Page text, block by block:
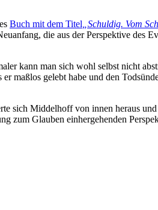
Buch mit dem Titel „Schuldig. Vom
die aus der Perspektive des
kann man sich wohl selbst nicht
maßlos gelebt habe und den
sich Middelhoff von innen heraus
zum Glauben einhergehenden